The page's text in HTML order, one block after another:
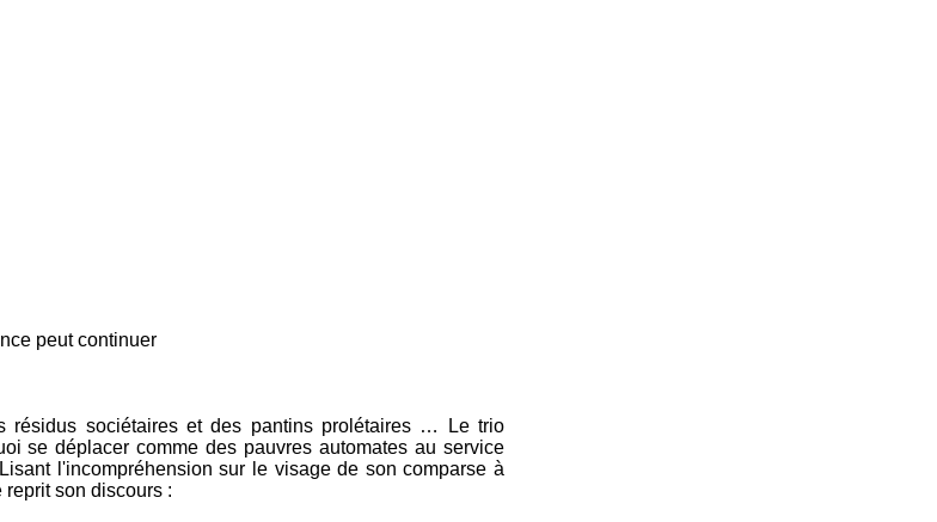
continuer
résidus sociétaires et des pantins prolétaires … Le trio
se déplacer comme des pauvres automates au service
l'incompréhension sur le visage de son comparse à
son discours :